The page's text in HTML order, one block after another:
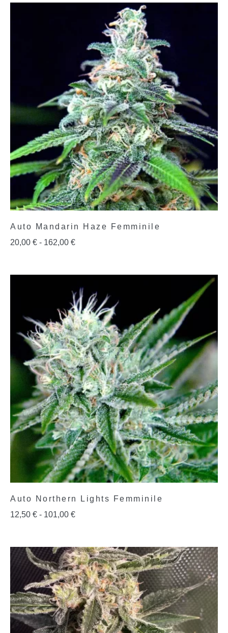
Auto Mandarin Haze Femminile
20,00 € - 162,00 €
Auto Northern Lights Femminile
12,50 € - 101,00 €